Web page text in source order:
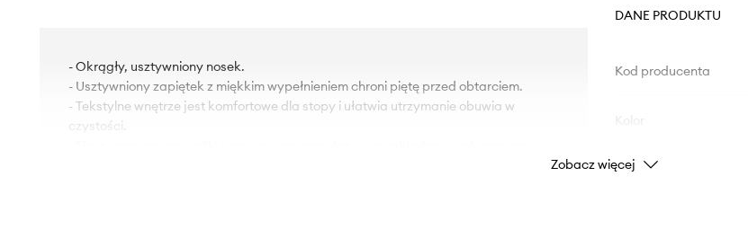
- Okrągły, usztywniony nosek.
- Usztywniony zapiętek z miękkim wypełnieniem chroni piętę przed obtarciem.
- Tekstylne wnętrze jest komfortowe dla stopy i ułatwia utrzymanie obuwia w
czystości.
DANE PRODUKTU
Kod producenta
Marka
Zobacz więcej